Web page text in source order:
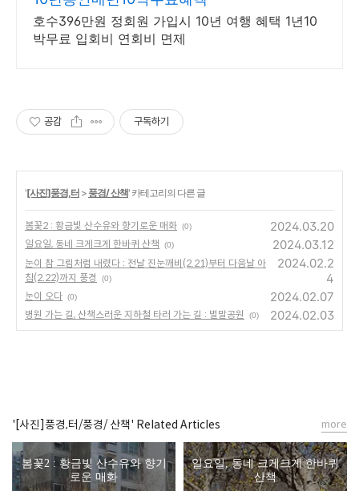
호수396만원 정회원 가입시 10년 여행 혜택 1년10
박무료 입회비 연회비 면제
공감 구독하기
'[사진]풍경,터 > 풍경/ 산책' 카테고리의 다른 글
봄꽃2 : 황금빛 산수유와 향기로운 매화 (0) 2024.03.20
일요일, 동네 크게크게 한바퀴 산책 (0) 2024.03.12
눈이 참 그림처럼 내렸다 : 전날 진눈깨비(2.21)부터 다음날 아
침(2.22)까지 풍경
(0)
2024.02.2
4
눈이 오다 (0) 2024.02.07
병원 가는 길, 산책스러운 지하철 타러 가는 길 : 벌말공원 (0) 2024.02.03
'[사진]풍경,터/풍경/ 산책' Related Articles
봄꽃2 : 황금빛 산수유와 향기
로운 매화
일요일, 동네 크게크게 한바퀴
산책
more